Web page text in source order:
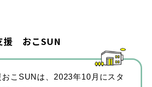
看護師
援 おこSUN
おこSUNは、2023年10月にスタ